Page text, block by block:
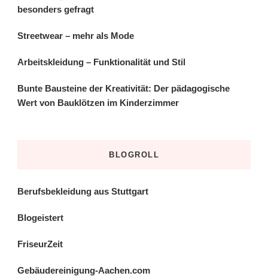
besonders gefragt
Streetwear – mehr als Mode
Arbeitskleidung – Funktionalität und Stil
Bunte Bausteine der Kreativität: Der pädagogische
Wert von Bauklötzen im Kinderzimmer
BLOGROLL
Berufsbekleidung aus Stuttgart
Blogeistert
FriseurZeit
Gebäudereinigung-Aachen.com